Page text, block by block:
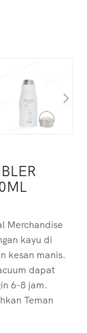
Merchandise
kayu di
kesan manis.
dapat
6-8 jam.
Teman